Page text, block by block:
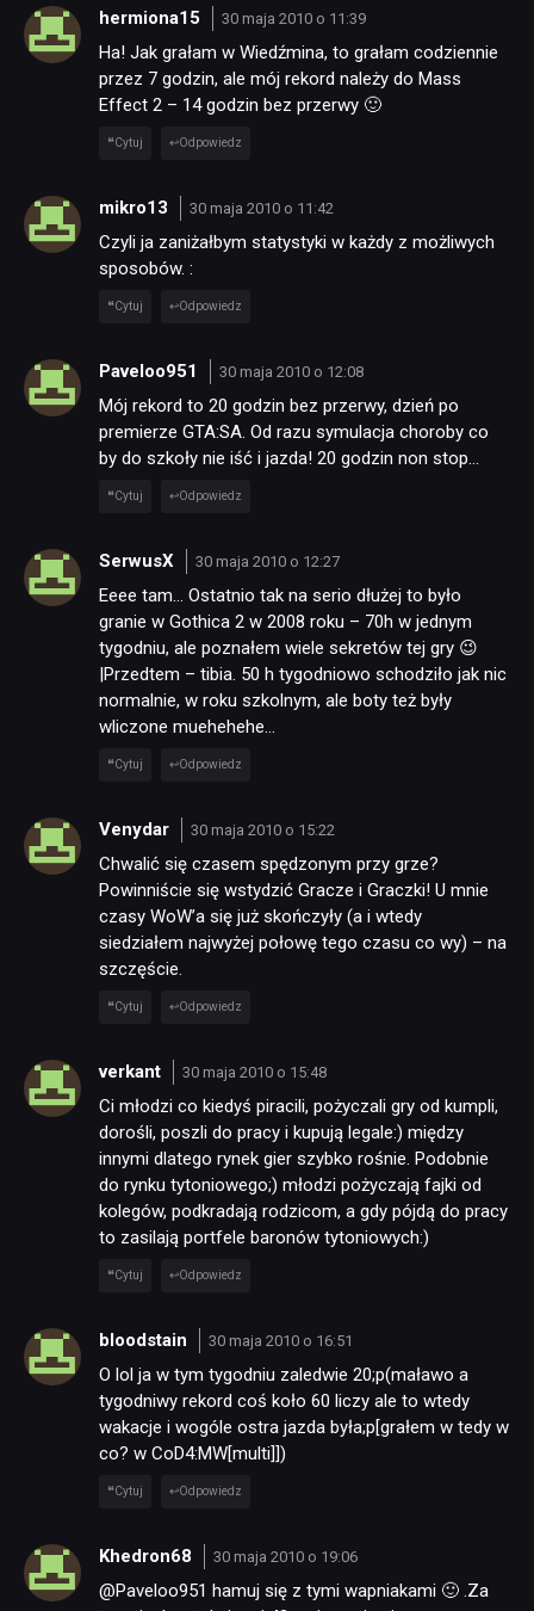
TECHNOLOGIE
DYSKUSJE
JUŻ GRALIŚMY
SKLEP
hermiona15 30 maja 2010 o 11:39
Ha! Jak grałam w Wiedźmina, to grałam codziennie
przez 7 godzin, ale mój rekord należy do Mass
Effect 2 – 14 godzin bez przerwy 🙂
Cytuj Odpowiedz
mikro13 30 maja 2010 o 11:42
Czyli ja zaniżałbym statystyki w każdy z możliwych
sposobów. :
Cytuj Odpowiedz
Paveloo951 30 maja 2010 o 12:08
Mój rekord to 20 godzin bez przerwy, dzień po
premierze GTA:SA. Od razu symulacja choroby co
by do szkoły nie iść i jazda! 20 godzin non stop…
Cytuj Odpowiedz
SerwusX 30 maja 2010 o 12:27
Eeee tam… Ostatnio tak na serio dłużej to było
granie w Gothica 2 w 2008 roku – 70h w jednym
tygodniu, ale poznałem wiele sekretów tej gry 😉
|Przedtem – tibia. 50 h tygodniowo schodziło jak nic
normalnie, w roku szkolnym, ale boty też były
wliczone muehehehe…
Cytuj Odpowiedz
Venydar 30 maja 2010 o 15:22
Chwalić się czasem spędzonym przy grze?
Powinniście się wstydzić Gracze i Graczki! U mnie
czasy WoW’a się już skończyły (a i wtedy
siedziałem najwyżej połowę tego czasu co wy) – na
szczęście.
Cytuj Odpowiedz
verkant 30 maja 2010 o 15:48
Ci młodzi co kiedyś piracili, pożyczali gry od kumpli,
dorośli, poszli do pracy i kupują legale:) między
innymi dlatego rynek gier szybko rośnie. Podobnie
do rynku tytoniowego;) młodzi pożyczają fajki od
kolegów, podkradają rodzicom, a gdy pójdą do pracy
to zasilają portfele baronów tytoniowych:)
Cytuj Odpowiedz
bloodstain 30 maja 2010 o 16:51
O lol ja w tym tygodniu zaledwie 20;p(maławo a
tygodniwy rekord coś koło 60 liczy ale to wtedy
wakacje i wogóle ostra jazda była;p[grałem w tedy w
co? w CoD4:MW[multi]])
Cytuj Odpowiedz
Khedron68 30 maja 2010 o 19:06
@Paveloo951 hamuj się z tymi wapniakami 🙂 .Za